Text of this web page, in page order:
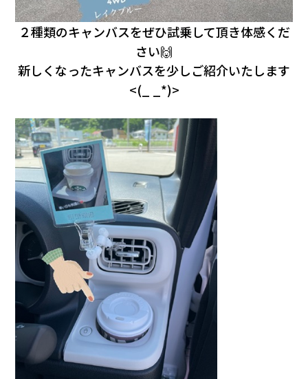
２種類のキャンバスをぜひ試乗して頂き体感くだ
さい🙌
新しくなったキャンバスを少しご紹介いたします
<(_ _*)>